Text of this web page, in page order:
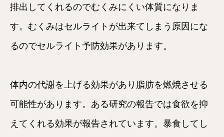
排出してくれるのでむくみにくい体質になりま
す。むくみはセルライトが出来てしまう原因にな
るのでセルライト予防効果があります。
体内の代謝を上げる効果があり脂肪を燃焼させる
可能性があります。ある研究の報告では食欲を抑
えてくれる効果が報告されています。暴食してし